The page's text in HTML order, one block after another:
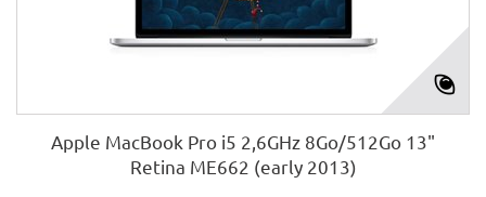
Apple MacBook Pro i5 2,6GHz 8Go/512Go 13"
Retina ME662 (early 2013)